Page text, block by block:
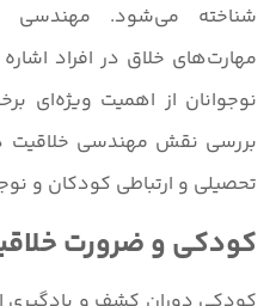
شناخته می‌شود. مهندسی
مهارت‌های خلاق در افراد
نوجوانان از اهمیت ویژه‌ای
بررسی نقش مهندسی خلاقیت
تحصیلی و ارتباطی کودکان و
کودکی و ضرورت